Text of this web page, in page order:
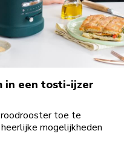
in een tosti-ijzer
toe te
mogelijkheden